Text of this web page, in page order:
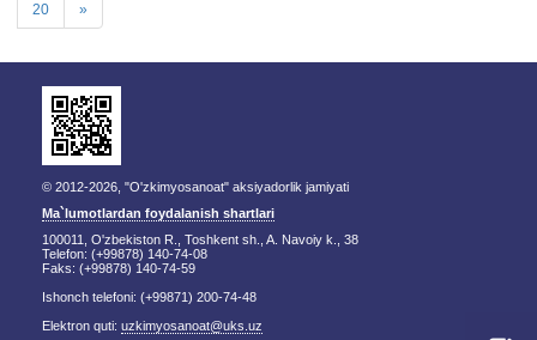
20 »
© 2012-2026, "O'zkimyosanoat" aksiyadorlik jamiyati
Ma`lumotlardan foydalanish shartlari
100011, O'zbekiston R., Toshkent sh., A. Navoiy k., 38
Telefon: (+99878) 140-74-08
Faks: (+99878) 140-74-59
Ishonch telefoni: (+99871) 200-74-48
Elektron quti: uzkimyosanoat@uks.uz